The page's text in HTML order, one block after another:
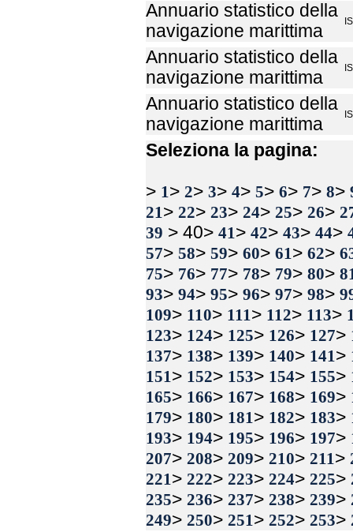
Annuario statistico della
navigazione marittima
Annuario statistico della
navigazione marittima
Annuario statistico della
navigazione marittima
Seleziona la pagina:
> 1 > 2> 3> 4> 5> 6> 7> 8>
21 > 22> 23> 24> 25> 26>
39 > 40> 41 > 42> 43> 44>
57> 58> 59> 60> 61 > 62>
75> 76> 77> 78> 79> 80>
93> 94> 95> 96> 97> 98>
109> 110> 111 > 112> 113>
123> 124> 125> 126> 127>
137> 138> 139> 140> 141 >
151 > 152> 153> 154> 155>
165> 166> 167> 168> 169>
179> 180> 181 > 182> 183>
193> 194> 195> 196> 197>
207> 208> 209> 210> 211 >
221 > 222> 223> 224> 225>
235> 236> 237> 238> 239>
249> 250> 251 > 252> 253>